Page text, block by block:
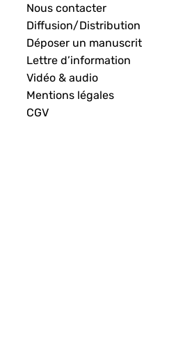
Nous contacter
Diffusion/Distribution
Déposer un manuscrit
Lettre d’information
Vidéo & audio
Mentions légales
CGV